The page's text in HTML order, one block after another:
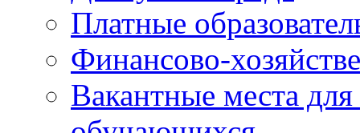
Платные
Финансово-
Вакантные места